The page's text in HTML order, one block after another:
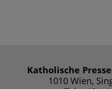
Katholische
1010 Wien,